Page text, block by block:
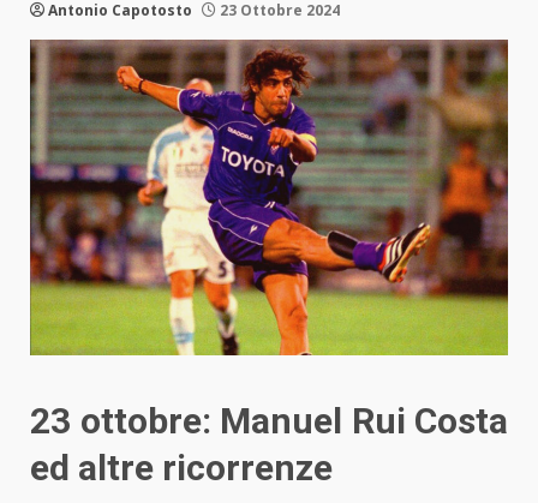
Antonio Capotosto 23 Ottobre 2024
23 ottobre: Manuel Rui Costa
ed altre ricorrenze